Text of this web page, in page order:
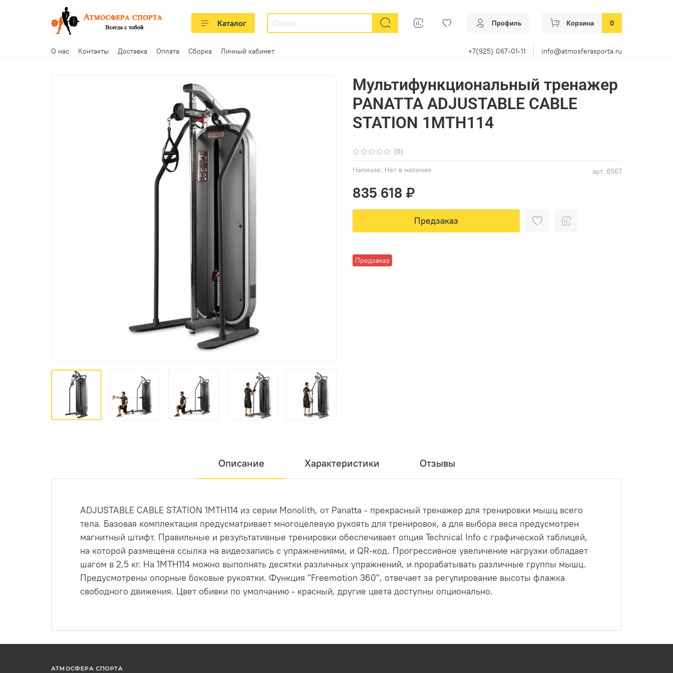
Каталог Профиль Корзина 0
О нас Контакты Доставка Оплата Сборка Личный кабинет +7(925) 067-01-11 info@atmosferasporta.ru
(0)
арт. 8567
Наличие: Нет в наличии
Предзаказ
Мультифункциональный тренажер
PANATTA ADJUSTABLE CABLE
STATION 1MTH114
835 618 ₽
Предзаказ
Описание Характеристики Отзывы
ADJUSTABLE CABLE STATION 1MTH114 из серии Monolith, от Panatta - прекрасный тренажер для тренировки мышц всего
тела. Базовая комплектация предусматривает многоцелевую рукоять для тренировок, а для выбора веса предусмотрен
магнитный штифт. Правильные и результативные тренировки обеспечивает опция Technical Info с графической таблицей,
на которой размещена ссылка на видеозапись с упражнениями, и QR-код. Прогрессивное увеличение нагрузки обладает
шагом в 2,5 кг. На 1MTH114 можно выполнять десятки различных упражнений, и прорабатывать различные группы мышц.
Предусмотрены опорные боковые рукоятки. Функция "Freemotion 360", отвечает за регулирование высоты флажка
свободного движения. Цвет обивки по умолчанию - красный, другие цвета доступны опционально.
АТМОСФЕРА СПОРТА